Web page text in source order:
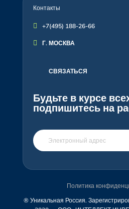
Контакты
 +7(495) 188-26-66
 Г. МОСКВА
СВЯЗАТЬСЯ
Будьте в курсе
подпишитесь на
® Уникальная Россия.
Политика